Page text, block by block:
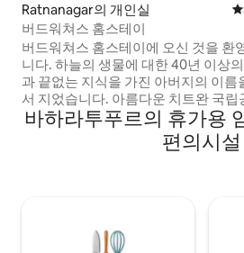
Ratnanagar의 개인실
버드워쳐스 홈스테이
버드워쳐스 홈스테이에 오신 것을 환
니다. 하늘의 생물에 대한 40년 이상의 경험
과 끝없는 지식을 가진 아버지의 이름
서 지었습니다. 아름다운 치트완 국립공원
을 방문하는 동안 여러분과 함께 나눌
는 넉넉한 공간을 갖춘 가족 숙소입니다.
층에 2개의 추가 옥상 테라스가 있어
바하라투푸르의 휴가용
편의시설